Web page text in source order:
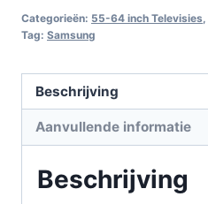
Categorieën: 55-64 inch Televisies
Tag: Samsung
Beschrijving
Aanvullende informatie
Beschrijving